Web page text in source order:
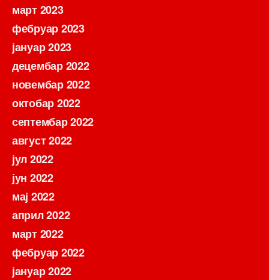
март 2023
фебруар 2023
јануар 2023
децембар 2022
новембар 2022
октобар 2022
септембар 2022
август 2022
јул 2022
јун 2022
мај 2022
април 2022
март 2022
фебруар 2022
јануар 2022